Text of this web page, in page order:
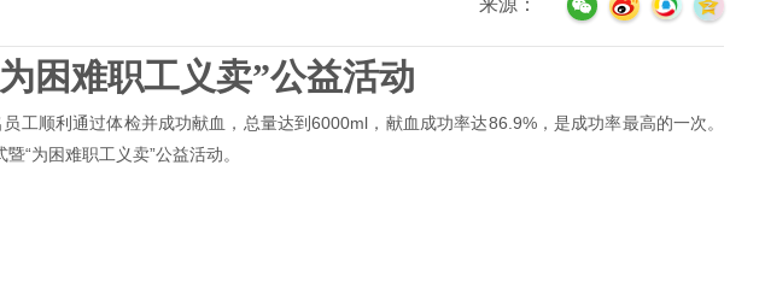
来源：
困难职工义卖”公益活动
顺利通过体检并成功献血，总量达到6000ml，献血成功率达86.9%，是成功率最高的一次。
“为困难职工义卖”公益活动。